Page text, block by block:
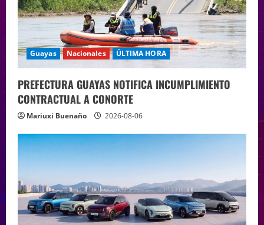
Guayas Nacionales ÚLTIMA HORA
PREFECTURA GUAYAS NOTIFICA INCUMPLIMIENTO
CONTRACTUAL A CONORTE
Mariuxi Buenaño 2026-08-06